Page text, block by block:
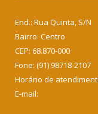
End.: Rua Quinta, S/N
Bairro: Centro
CEP: 68.870-000
Fone: (91) 98718-2107
Horário de
E-mail: